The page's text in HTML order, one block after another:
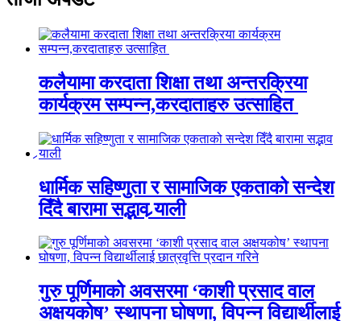
कलैयामा करदाता शिक्षा तथा अन्तरक्रिया
कार्यक्रम सम्पन्न,करदाताहरु उत्साहित
धार्मिक सहिष्णुता र सामाजिक एकताको सन्देश
दिँदै बारामा सद्भाव र्‍याली
गुरु पूर्णिमाको अवसरमा ‘काशी प्रसाद वाल
अक्षयकोष’ स्थापना घोषणा, विपन्न विद्यार्थीलाई